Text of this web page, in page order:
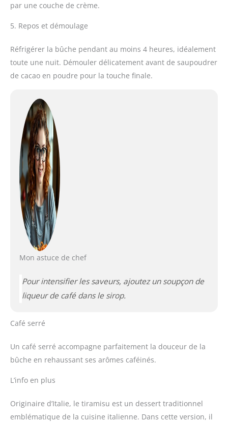
par une couche de crème.
5. Repos et démoulage
Réfrigérer la bûche pendant au moins 4 heures, idéalement
toute une nuit. Démouler délicatement avant de saupoudrer
de cacao en poudre pour la touche finale.
Mon astuce de chef
Pour intensifier les saveurs, ajoutez un soupçon de
liqueur de café dans le sirop.
Café serré
Un café serré accompagne parfaitement la douceur de la
bûche en rehaussant ses arômes caféinés.
L’info en plus
Originaire d’Italie, le tiramisu est un dessert traditionnel
emblématique de la cuisine italienne. Dans cette version, il